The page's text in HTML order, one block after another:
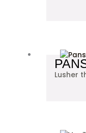
Lusher